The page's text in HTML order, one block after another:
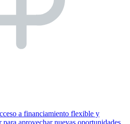
a financiamiento flexible y